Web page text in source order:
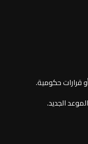
قرارات حكومية.
الجديد.